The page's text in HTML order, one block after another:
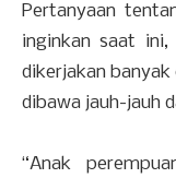
Pertanyaan
inginkan saat ini,
dikerjakan banyak
dibawa jauh-jauh
“Anak